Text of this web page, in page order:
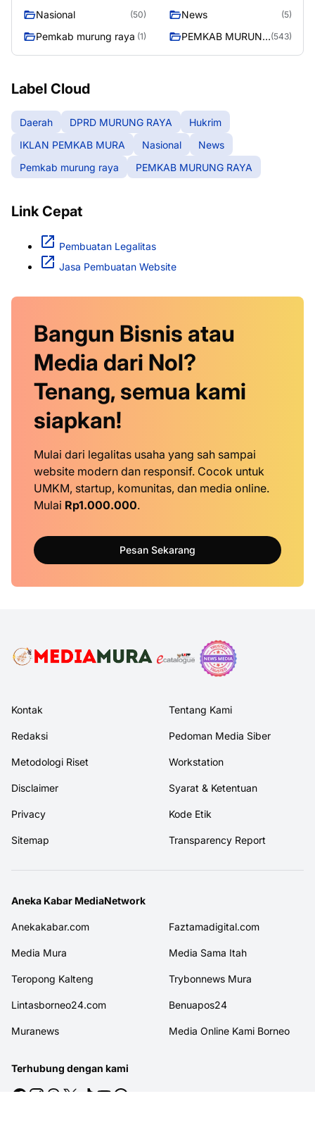
MURA
Nasional (50) News (5)
Pemkab murung raya (1)
PEMKAB MURUNG (543)
Label Cloud
Daerah DPRD MURUNG RAYA
Hukrim
IKLAN PEMKAB MURA
Nasional
News
Pemkab murung raya
PEMKAB MURUNG RAYA
Link Cepat
Pembuatan Legalitas
Jasa Pembuatan Website
Bangun Bisnis atau
Media dari Nol?
Tenang, semua kami
siapkan!
Mulai dari legalitas usaha yang sah sampai
website modern dan responsif. Cocok untuk
UMKM, startup, komunitas, dan media online.
Mulai Rp1.000.000.
Pesan Sekarang
Kontak Tentang Kami
Redaksi Pedoman Media Siber
Metodologi Riset Workstation
Disclaimer Syarat & Ketentuan
Privacy Kode Etik
Sitemap Transparency Report
Aneka Kabar MediaNetwork
Anekakabar.com Faztamadigital.com
Media Mura Media Sama Itah
Teropong Kalteng Trybonnews Mura
Lintasborneo24.com Benuapos24
Muranews Media Online Kami Borneo
Terhubung dengan kami